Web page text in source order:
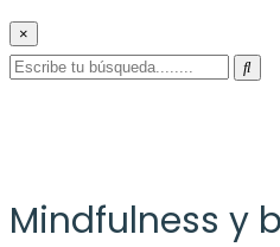
×
Mindfulness y